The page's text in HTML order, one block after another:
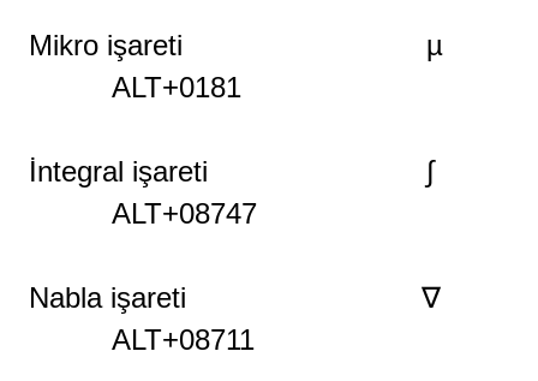
Mikro işareti µ
ALT+0181
İntegral işareti ∫
ALT+08747
Nabla işareti ∇
ALT+08711